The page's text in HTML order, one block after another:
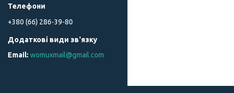
+380 (66) 286-39-80
womuxmail@gmail.com